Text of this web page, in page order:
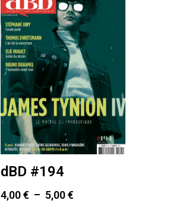
dBD #194
4,00€ – 5,00€